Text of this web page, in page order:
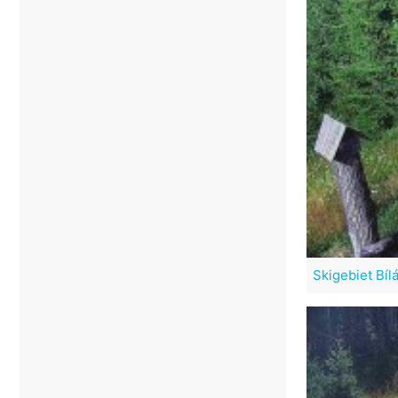
Skigebiet Bílá